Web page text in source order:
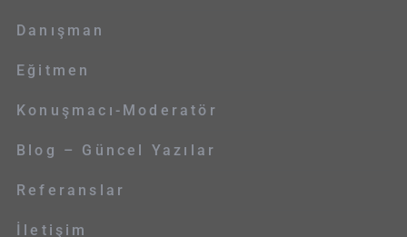
Danışman
Eğitmen
Konuşmacı-Moderatör
Blog – Güncel Yazılar
Referanslar
İletişim